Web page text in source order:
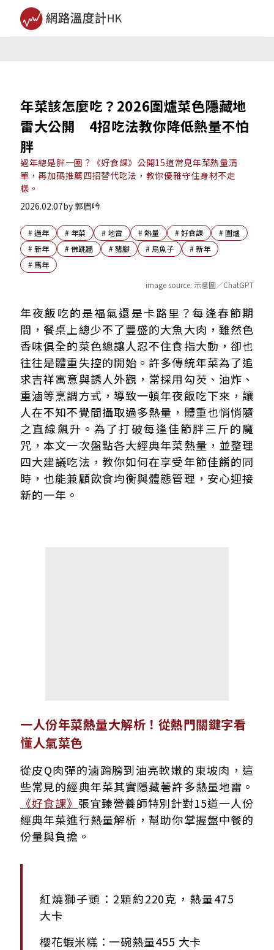
年菜該怎麼吃？2026圍爐菜色隱藏地
雷大公開 4招吃法教你降低熱量不怕
胖
過年總是胖一圈？《好食課》公開15道常見年菜熱量清
單，再加碼推薦四招替代吃法，教你優雅守住身材不走
樣。
2026.02.07by郭眉吟
#過年 # 年菜 #地雷 #熱量 #好食課 #圍爐
#新年 #佛跳牆 #豬腳 # 烏魚子 #新年
# 馬年
image source: 示意圖／ChatGPT
一人份年菜熱量大解析！從熱門關鍵字看懂人氣菜色
這樣吃負擔少一半！4招年菜建議吃法快筆記
年夜飯吃的是福氣還是卡路里？每逢春節期
間，餐桌上總少不了豐盛的大魚大肉，雖然色
香味俱全的菜色總讓人忍不住食指大動，卻也
往往是體重失控的開始。許多傳統年菜為了追
求吉祥寓意與誘人外觀，常採用勾芡、油炸、
重滷等烹調方式，導致一頓年夜飯吃下來，讓
人在不知不覺間攝取過多熱量，體重也悄悄隨
之直線飆升。為了打破每逢佳節胖三斤的魔
咒，本文一次盤點各大經典年菜熱量，並整理
四大建議吃法，教你如何在享受年節佳餚的同
時，也能兼顧飲食均衡與體態管理，安心迎接
新的一年。
一人份年菜熱量大解析！從熱門關鍵字看
懂人氣菜色
從皮Q肉彈的滷蹄膀到油亮軟嫩的東坡肉，這
些常見的經典年菜其實隱藏著許多熱量地雷。
《好食課》 張宜臻營養師特別針對15道一人份
經典年菜進行熱量解析，幫助你掌握盤中餐的
份量與負擔。
紅燒獅子頭：2顆約220克，熱量475
大卡
櫻花蝦米糕：一碗熱量455 大卡